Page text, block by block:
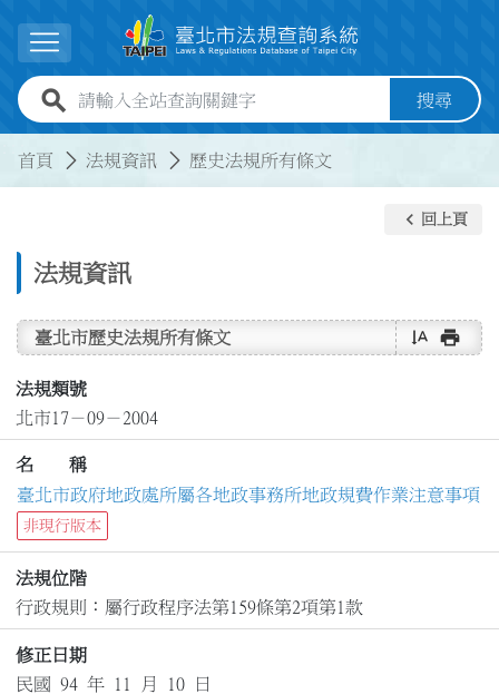
展開選單
全站查詢關鍵字欄位 搜尋
首頁 法規資訊 歷史法規所有條文
法規資訊
keyboard_arrow_left 回上頁
臺北市歷史法規所有條文 text_rotate_vertical print
法規類號
北市17－09－2004
名 稱
臺北市政府地政處所屬各地政事務所地政規費作業注意事項
非現行版本
法規位階
行政規則：屬行政程序法第159條第2項第1款
修正日期
民國 94 年 11 月 10 日